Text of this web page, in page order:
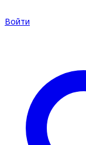
Войти